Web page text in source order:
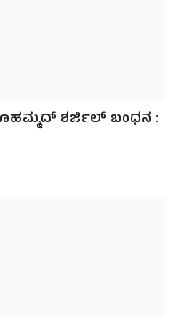
ಶರ್ಜಿಲ್ ಬಂಧನ :